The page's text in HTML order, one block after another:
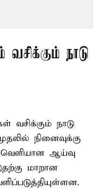
நாடு
வசிக்கும் நாடு
நினைவுக்கு
ஆய்வு
மாறான